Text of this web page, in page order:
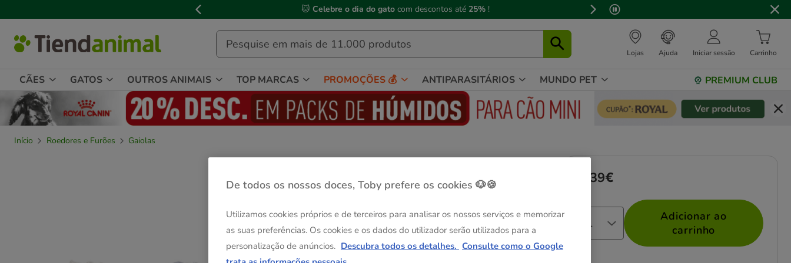
de
mensagem,
🐱 Celebre o dia do gato com descontos até 25% !
Lojas Ajuda Iniciar sessão Carrinho
CÃES GATOS OUTROS ANIMAIS TOP MARCAS PROMOÇÕES 💰 ANTIPARASITÁRIOS MUNDO PET PREMIUM CLUB
Início Roedores e Furões
Gaiolas
Flamingo
roedores
Formato: 50 g
50 g
-25% na 2ª un.
Preço 2.39€
2.39€
Adicionar ao
carrinho
De todos os nossos doces, Toby prefere os cookies 🐶🍪
Utilizamos cookies próprios e de terceiros para analisar os nossos serviços e memorizar
as suas preferências. Os cookies e os dados do utilizador serão utilizados para a
personalização de anúncios. Descubra todos os detalhes. Consulte como o Google